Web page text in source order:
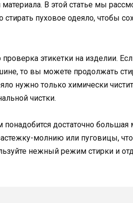
В этой статье мы
пуховое одеяло, чтобы
этикетки на изделии.
то вы можете продолжать
нужно только химически
чистки.
достаточно
молнию или пуговицы,
нежный режим стирки и